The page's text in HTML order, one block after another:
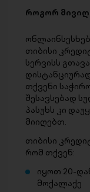
როგორ
თიბისი
სერვისს
თქვენი
შესავსებად
პასუხს კი
მიიღებთ.
თიბისი
რომ თქვენ:
იყოთ 20-
მოქალაქე